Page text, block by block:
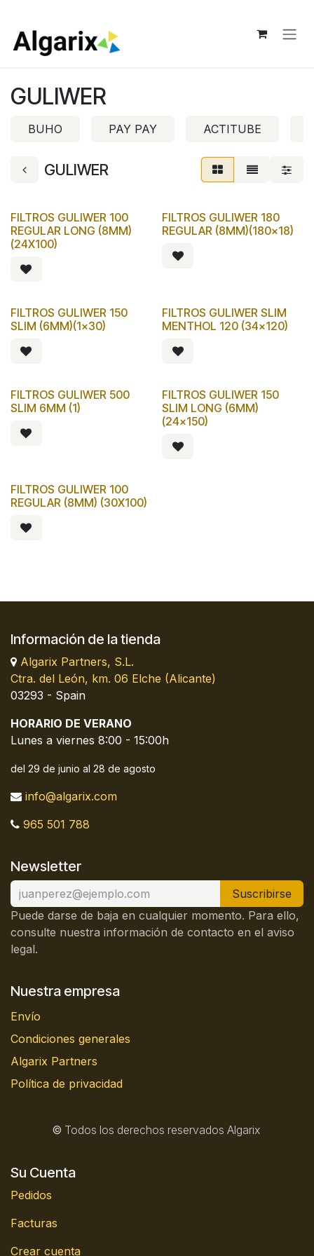
GULIWER
BUHO PAY PAY ACTITUBE
GULIWER
FILTROS GULIWER 100
REGULAR LONG (8MM)
(24X100)
FILTROS GULIWER 180
REGULAR (8MM)(180x18)
FILTROS GULIWER 150
SLIM (6MM)(1x30)
FILTROS GULIWER SLIM
MENTHOL 120 (34x120)
FILTROS GULIWER 500
SLIM 6MM (1)
FILTROS GULIWER 150
SLIM LONG (6MM)
(24x150)
FILTROS GULIWER 100
REGULAR (8MM) (30X100)
Información de la tienda
Algarix Partners, S.L.
Ctra. del León, km. 06 Elche (Alicante)
03293 - Spain
HORARIO DE VERANO
Lunes a viernes 8:00 - 15:00h
del 29 de junio al 28 de agosto
info@algarix.com
965 501 788
Newsletter
Suscribirse
Puede darse de baja en cualquier momento. Para ello,
consulte nuestra información de contacto en el aviso
legal.
Nuestra empresa
Envío
Condiciones generales
Algarix Partners
Política de privacidad
© Todos los derechos reservados Algarix
Su Cuenta
Pedidos
Facturas
Crear cuenta